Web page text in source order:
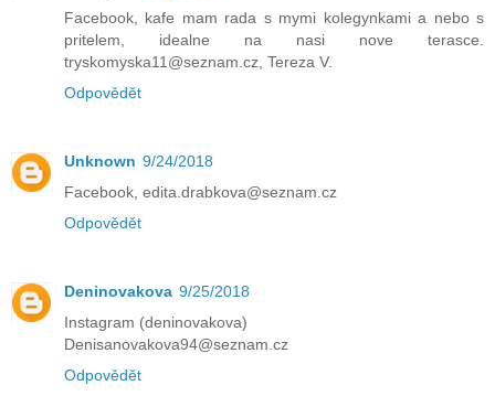
Facebook, kafe mam rada s mymi kolegynkami a nebo s
pritelem, idealne na nasi nove terasce.
tryskomyska11@seznam.cz, Tereza V.
Odpovědět
Unknown 9/24/2018
Facebook, edita.drabkova@seznam.cz
Odpovědět
Deninovakova 9/25/2018
Instagram (deninovakova)
Denisanovakova94@seznam.cz
Odpovědět